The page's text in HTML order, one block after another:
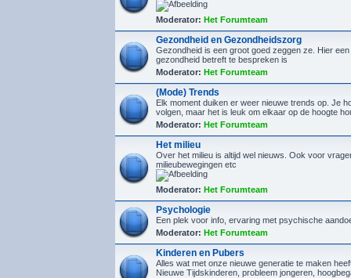
Moderator: Het Forumteam
Gezondheid en Gezondheidszorg
Gezondheid is een groot goed zeggen ze. Hier
gezondheid betreft te bespreken is
Moderator: Het Forumteam
(Mode) Trends
Elk moment duiken er weer nieuwe trends op. Je
volgen, maar het is leuk om elkaar op de hoogte
Moderator: Het Forumteam
Het milieu
Over het milieu is altijd wel nieuws. Ook voor
milieubewegingen etc
Moderator: Het Forumteam
Psychologie
Een plek voor info, ervaring met psychische
Moderator: Het Forumteam
Kinderen en Pubers
Alles wat met onze nieuwe generatie te maken
Nieuwe Tijdskinderen, probleem jongeren,